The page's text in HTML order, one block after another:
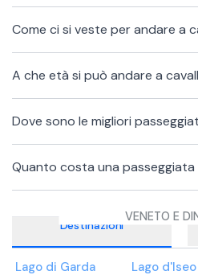
Come ci si veste per andare a
A che età si può andare a
Dove sono le migliori
Quanto costa una passeggiata
VENETO E
Destinazioni
Lago di Garda Lago d'Iseo